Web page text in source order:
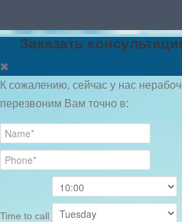
Заказать
К сожалению, сейчас у нас
перезвоним Вам точно в:
Time to call